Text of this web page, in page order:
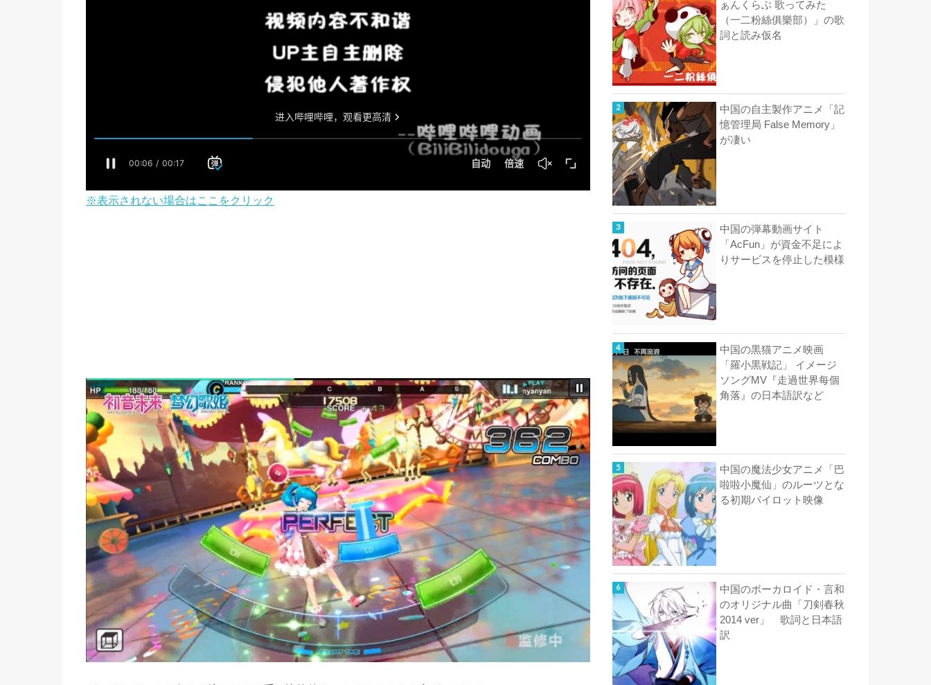
※表示されない場合はここをクリック
ぁんくらぶ 歌ってみた
（一二粉絲俱樂部）」の歌
詞と読み仮名
中国の自主製作アニメ「記
憶管理局 False Memory」
が凄い
中国の弾幕動画サイト
「AcFun」が資金不足によ
りサービスを停止した模様
中国の黒猫アニメ映画
「羅小黒戦記」 イメージ
ソングMV『走過世界每個
角落』の日本語訳など
中国の魔法少女アニメ「巴
啦啦小魔仙」のルーツとな
る初期パイロット映像
中国のボーカロイド・言和
のオリジナル曲「刀剣春秋
2014 ver」 歌詞と日本語
訳